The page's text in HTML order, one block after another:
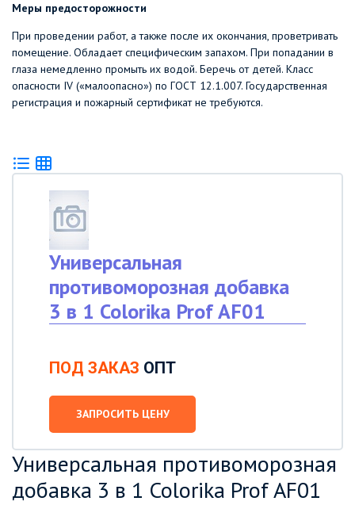
Меры предосторожности
При проведении работ, а также после их окончания, проветривать
помещение. Обладает специфическим запахом. При попадании в
глаза немедленно промыть их водой. Беречь от детей. Класс
опасности IV («малоопасно») по ГОСТ 12.1.007. Государственная
регистрация и пожарный сертификат не требуются.
Универсальная
противоморозная добавка
3 в 1 Colorika Prof AF01
ПОД ЗАКАЗ ОПТ
ЗАПРОСИТЬ ЦЕНУ
Универсальная противоморозная
добавка 3 в 1 Colorika Prof AF01